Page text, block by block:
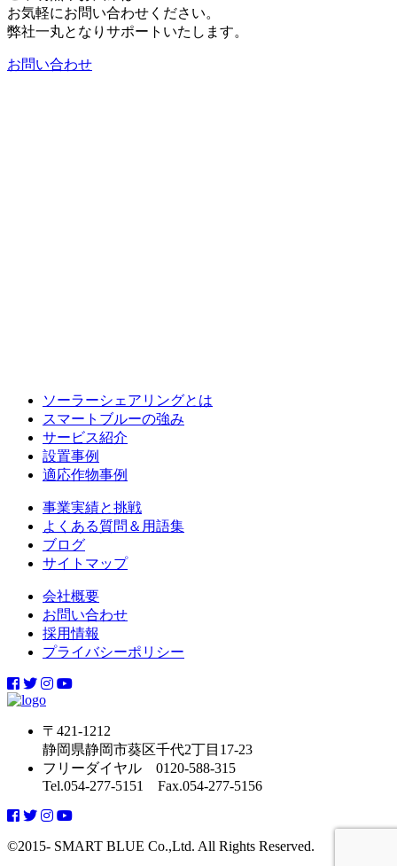
お気軽にお問い合わせください。
弊社一丸となりサポートいたします。
お問い合わせ
ソーラーシェアリングとは
スマートブルーの強み
サービス紹介
設置事例
適応作物事例
事業実績と挑戦
よくある質問＆用語集
ブログ
サイトマップ
会社概要
お問い合わせ
採用情報
プライバシーポリシー
〒421-1212
静岡県静岡市葵区千代2丁目17-23
フリーダイヤル 0120-588-315
Tel.054-277-5151 Fax.054-277-5156
©2015- SMART BLUE Co.,Ltd. All Rights Reserved.